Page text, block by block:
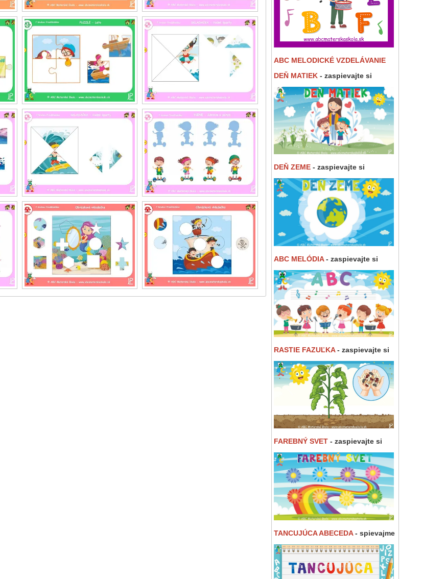
ABC MELODICKÉ VZDELÁVANIE
DEŇ MATIEK - zaspievajte si
DEŇ ZEME - zaspievajte si
ABC MELÓDIA- zaspievajte si
RASTIE FAZUĽKA- zaspievajte si
FAREBNÝ SVET - zaspievajte si
TANCUJÚCA ABECEDA- spievajme